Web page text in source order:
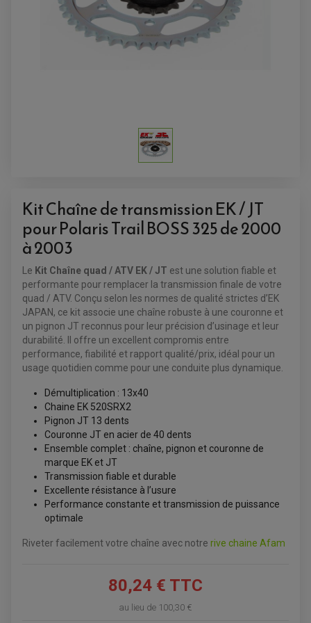
ANTIVOL
SUPPORT ANTIVOL
BAGAGERIE
BAGAGERIE SOUPLE
ACCESSOIRE GPS, SMARTPHONE
SUPPORT VALISE LATERAL
ÉCHAPPEMENT MOTO
SILENCIEUX / ÉCHAPPEMENT MOTO
ACCESSOIRE ÉCHAPPEMENT
ÉCHAPEMENT SCOOTER
ÉCHAPPEMENT SCOOTER
ACCESSOIRES QUAD
ACCESSOIRES ANODISES POUR QUAD
BOUCHON DE RÉSERVOIR QUAD
GUIDON QUAD
KIT DÉCO QUAD / SSV
POIGNÉE QUAD
PROTÈGE-MAINS
PONTETS / REHAUSSES DE GUIDON
REPOSE PIED QUAD
BAGAGERIE / TREUIL / ATTELAGE
COFFRE / TOP CASE QUAD
TREUIL ET ATTELAGE QUAD-SSV
ÉCHAPPEMENT QUAD
ÉCHAPPEMENT QUAD
FILTRE A AIR BMC QUAD
FILTRE A HUILE QUAD
ÉQUIPEMENT ÉLECTRIQUE
ACCESSOIRES ÉLECTRIQUE ENDURO
PLAQUE PHARE
COMPTEUR D'HEURE
DÉMARREUR
CONDENSATEUR
COUPE-CONTACT
PATIN DE BRAS OSCILLANT
Kit Chaîne de transmission EK / JT
pour Polaris Trail BOSS 325 de 2000
à 2003
Le Kit Chaîne quad / ATV EK / JT est une solution fiable et
performante pour remplacer la transmission finale de votre
quad / ATV. Conçu selon les normes de qualité strictes d’EK
JAPAN, ce kit associe une chaîne robuste à une couronne et
un pignon JT reconnus pour leur précision d’usinage et leur
durabilité. Il offre un excellent compromis entre
performance, fiabilité et rapport qualité/prix, idéal pour un
usage quotidien comme pour une conduite plus dynamique.
Démultiplication : 13x40
Chaine EK 520SRX2
Pignon JT 13 dents
Couronne JT en acier de 40 dents
Ensemble complet : chaîne, pignon et couronne de
marque EK et JT
Transmission fiable et durable
Excellente résistance à l’usure
Performance constante et transmission de puissance
optimale
Riveter facilement votre chaîne avec notre rive chaine Afam
80,24 € TTC
au lieu de 100,30 €